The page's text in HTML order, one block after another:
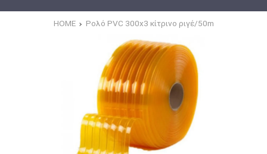
HOME Ρολό PVC 300x3 κίτρινο ριγέ/50m